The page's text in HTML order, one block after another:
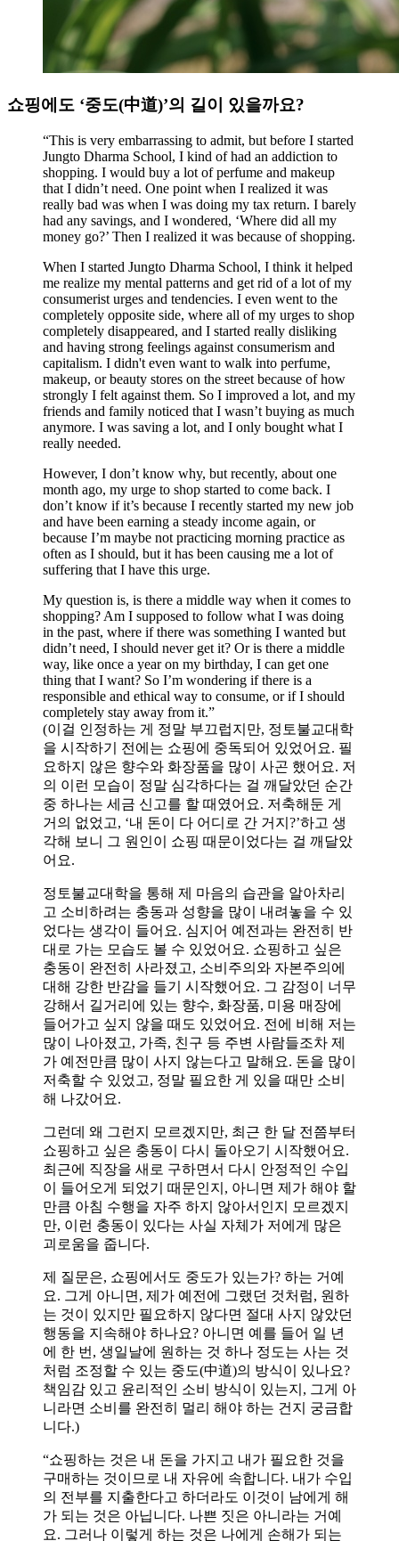
쇼핑에도 ‘중도(中道)’의 길이 있을까요?
“This is very embarrassing to admit, but before I started
Jungto Dharma School, I kind of had an addiction to
shopping. I would buy a lot of perfume and makeup
that I didn’t need. One point when I realized it was
really bad was when I was doing my tax return. I barely
had any savings, and I wondered, ‘Where did all my
money go?’ Then I realized it was because of shopping.
When I started Jungto Dharma School, I think it helped
me realize my mental patterns and get rid of a lot of my
consumerist urges and tendencies. I even went to the
completely opposite side, where all of my urges to shop
completely disappeared, and I started really disliking
and having strong feelings against consumerism and
capitalism. I didn't even want to walk into perfume,
makeup, or beauty stores on the street because of how
strongly I felt against them. So I improved a lot, and my
friends and family noticed that I wasn’t buying as much
anymore. I was saving a lot, and I only bought what I
really needed.
However, I don’t know why, but recently, about one
month ago, my urge to shop started to come back. I
don’t know if it’s because I recently started my new job
and have been earning a steady income again, or
because I’m maybe not practicing morning practice as
often as I should, but it has been causing me a lot of
suffering that I have this urge.
My question is, is there a middle way when it comes to
shopping? Am I supposed to follow what I was doing
in the past, where if there was something I wanted but
didn’t need, I should never get it? Or is there a middle
way, like once a year on my birthday, I can get one
thing that I want? So I’m wondering if there is a
responsible and ethical way to consume, or if I should
completely stay away from it.”
(이걸 인정하는 게 정말 부끄럽지만, 정토불교대학
을 시작하기 전에는 쇼핑에 중독되어 있었어요. 필
요하지 않은 향수와 화장품을 많이 사곤 했어요. 저
의 이런 모습이 정말 심각하다는 걸 깨달았던 순간
중 하나는 세금 신고를 할 때였어요. 저축해둔 게
거의 없었고, ‘내 돈이 다 어디로 간 거지?’하고 생
각해 보니 그 원인이 쇼핑 때문이었다는 걸 깨달았
어요.
정토불교대학을 통해 제 마음의 습관을 알아차리
고 소비하려는 충동과 성향을 많이 내려놓을 수 있
었다는 생각이 들어요. 심지어 예전과는 완전히 반
대로 가는 모습도 볼 수 있었어요. 쇼핑하고 싶은
충동이 완전히 사라졌고, 소비주의와 자본주의에
대해 강한 반감을 들기 시작했어요. 그 감정이 너무
강해서 길거리에 있는 향수, 화장품, 미용 매장에
들어가고 싶지 않을 때도 있었어요. 전에 비해 저는
많이 나아졌고, 가족, 친구 등 주변 사람들조차 제
가 예전만큼 많이 사지 않는다고 말해요. 돈을 많이
저축할 수 있었고, 정말 필요한 게 있을 때만 소비
해 나갔어요.
그런데 왜 그런지 모르겠지만, 최근 한 달 전쯤부터
쇼핑하고 싶은 충동이 다시 돌아오기 시작했어요.
최근에 직장을 새로 구하면서 다시 안정적인 수입
이 들어오게 되었기 때문인지, 아니면 제가 해야 할
만큼 아침 수행을 자주 하지 않아서인지 모르겠지
만, 이런 충동이 있다는 사실 자체가 저에게 많은
괴로움을 줍니다.
제 질문은, 쇼핑에서도 중도가 있는가? 하는 거예
요. 그게 아니면, 제가 예전에 그랬던 것처럼, 원하
는 것이 있지만 필요하지 않다면 절대 사지 않았던
행동을 지속해야 하나요? 아니면 예를 들어 일 년
에 한 번, 생일날에 원하는 것 하나 정도는 사는 것
처럼 조정할 수 있는 중도(中道)의 방식이 있나요?
책임감 있고 윤리적인 소비 방식이 있는지, 그게 아
니라면 소비를 완전히 멀리 해야 하는 건지 궁금합
니다.)
“쇼핑하는 것은 내 돈을 가지고 내가 필요한 것을
구매하는 것이므로 내 자유에 속합니다. 내가 수입
의 전부를 지출한다고 하더라도 이것이 남에게 해
가 되는 것은 아닙니다. 나쁜 짓은 아니라는 거예
요. 그러나 이렇게 하는 것은 나에게 손해가 되는